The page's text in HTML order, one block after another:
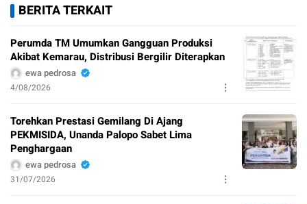
BERITA TERKAIT
Perumda TM Umumkan Gangguan Produksi
Akibat Kemarau, Distribusi Bergilir Diterapkan
ewa pedrosa
4/08/2026
Torehkan Prestasi Gemilang Di Ajang
PEKMISIDA, Unanda Palopo Sabet Lima
Penghargaan
ewa pedrosa
31/07/2026